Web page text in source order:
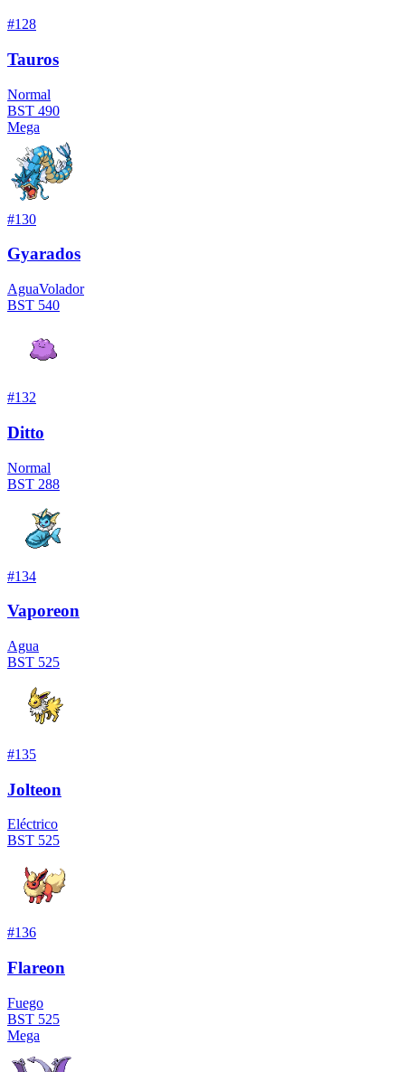
#128
Tauros
Normal
BST 490
Mega
#130
Gyarados
AguaVolador
BST 540
#132
Ditto
Normal
BST 288
#134
Vaporeon
Agua
BST 525
#135
Jolteon
Eléctrico
BST 525
#136
Flareon
Fuego
BST 525
Mega